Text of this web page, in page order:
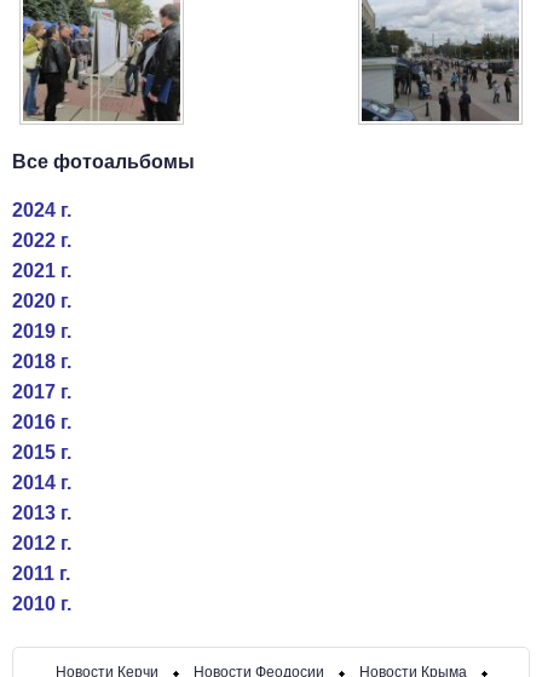
Все фотоальбомы
2024 г.
2022 г.
2021 г.
2020 г.
2019 г.
2018 г.
2017 г.
2016 г.
2015 г.
2014 г.
2013 г.
2012 г.
2011 г.
2010 г.
Новости Керчи Новости Феодосии Новости Крыма